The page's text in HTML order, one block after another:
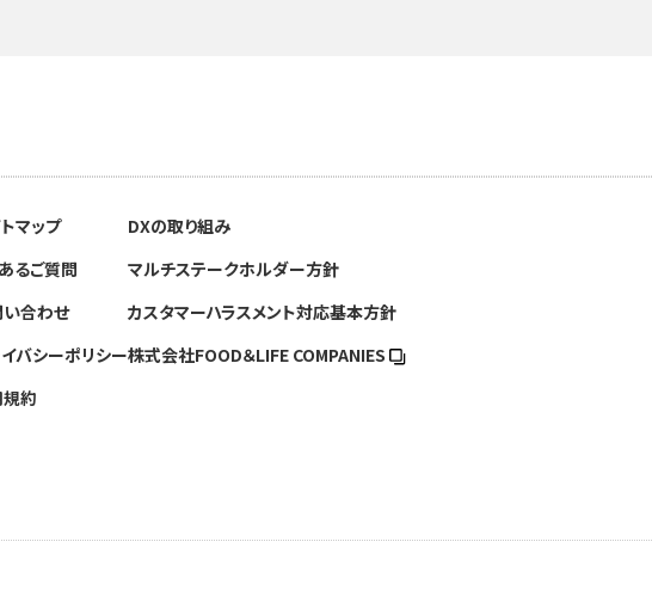
マップ
るご質問
合わせ
バシーポリシー
約
DXの取り組み
マルチステークホルダー方針
カスタマーハラスメント対応基本方針
株式会社FOOD＆LIFE COMPANIES